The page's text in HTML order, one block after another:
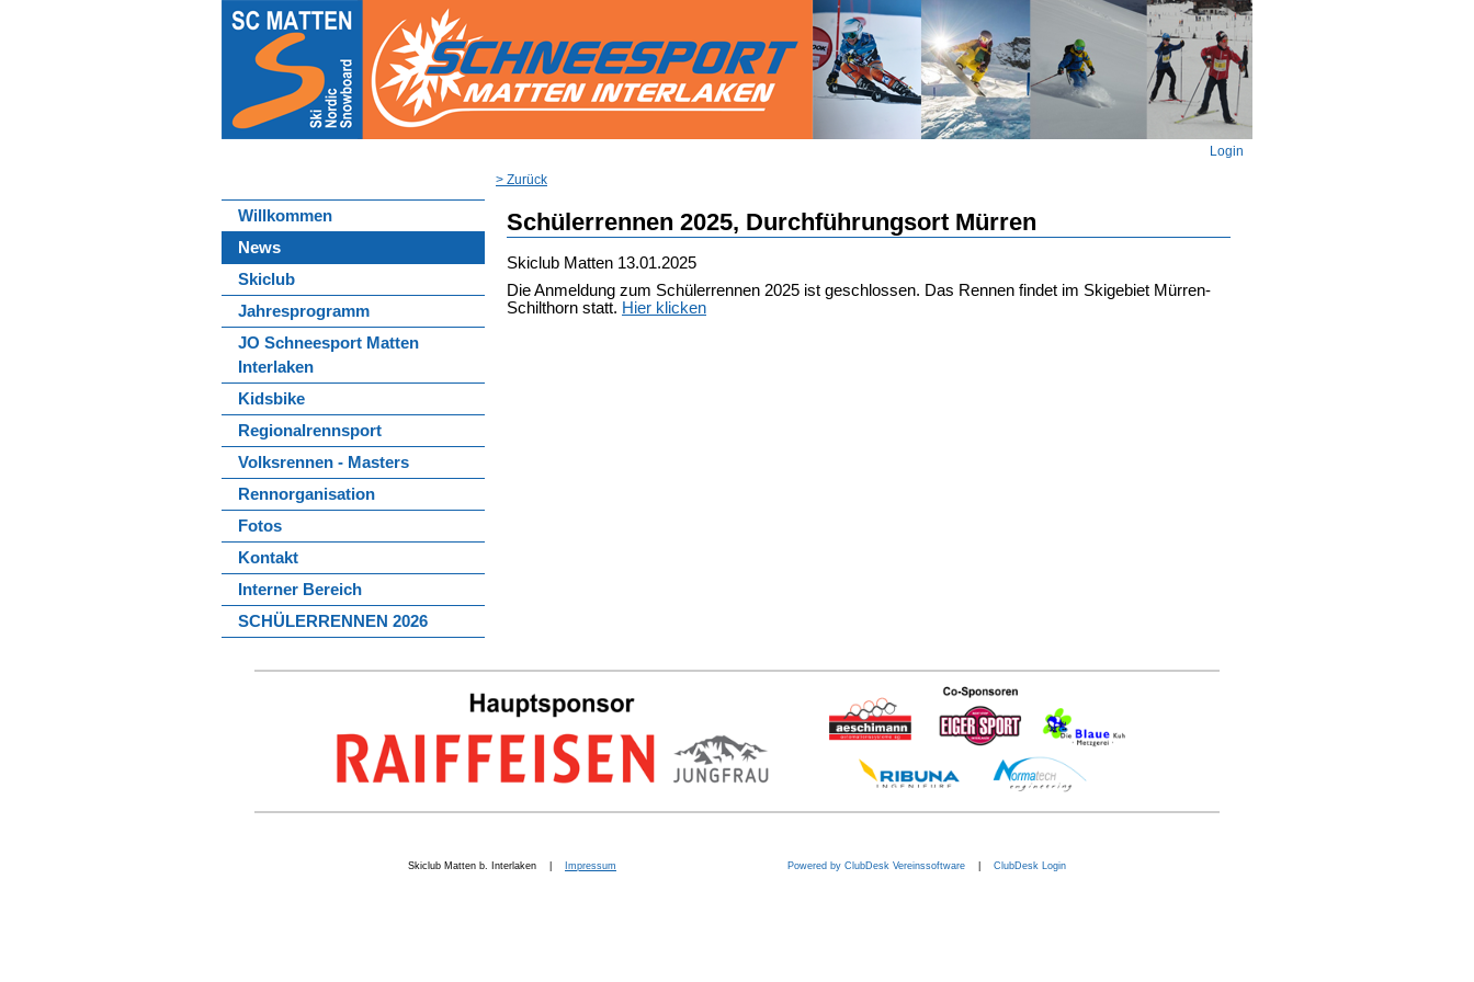
Login
Willkommen
News
Skiclub
Jahresprogramm
JO Schneesport Matten
Interlaken
Kidsbike
Regionalrennsport
Volksrennen - Masters
Rennorganisation
Fotos
Kontakt
Interner Bereich
SCHÜLERRENNEN 2026
> Zurück
Schülerrennen 2025, Durchführungsort Mürren
Skiclub Matten 13.01.2025
Die Anmeldung zum Schülerrennen 2025 ist geschlossen. Das Rennen findet im Skigebiet Mürren-
Schilthorn statt. Hier klicken
Skiclub Matten b. Interlaken | Impressum Powered by ClubDesk Vereinssoftware| ClubDesk Login